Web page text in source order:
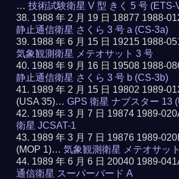
…技術試験衛星 V 型 きく 5 号 (ETS-
1988 年 2 月 19 日 18877 1988-
静止通信衛星 さくら 3 号 a (CS-3a)
1988 年 6 月 15 日 19215 1988-
気象観測衛星 メテオサット 3 号
1988 年 9 月 16 日 19508 1988-
静止通信衛星 さくら 3 号 b (CS-3b)
1989 年 2 月 15 日 19802 1989-
(USA 35)…GPS 衛星 ナブスター 13
1989 年 3 月 7 日 19874 1989-
衛星 JCSAT-1
1989 年 3 月 7 日 19876 1989-
(MOP 1)…気象観測衛星 メテオサッ
1989 年 6 月 6 日 20040 1989-
通信衛星 スーパーバード A